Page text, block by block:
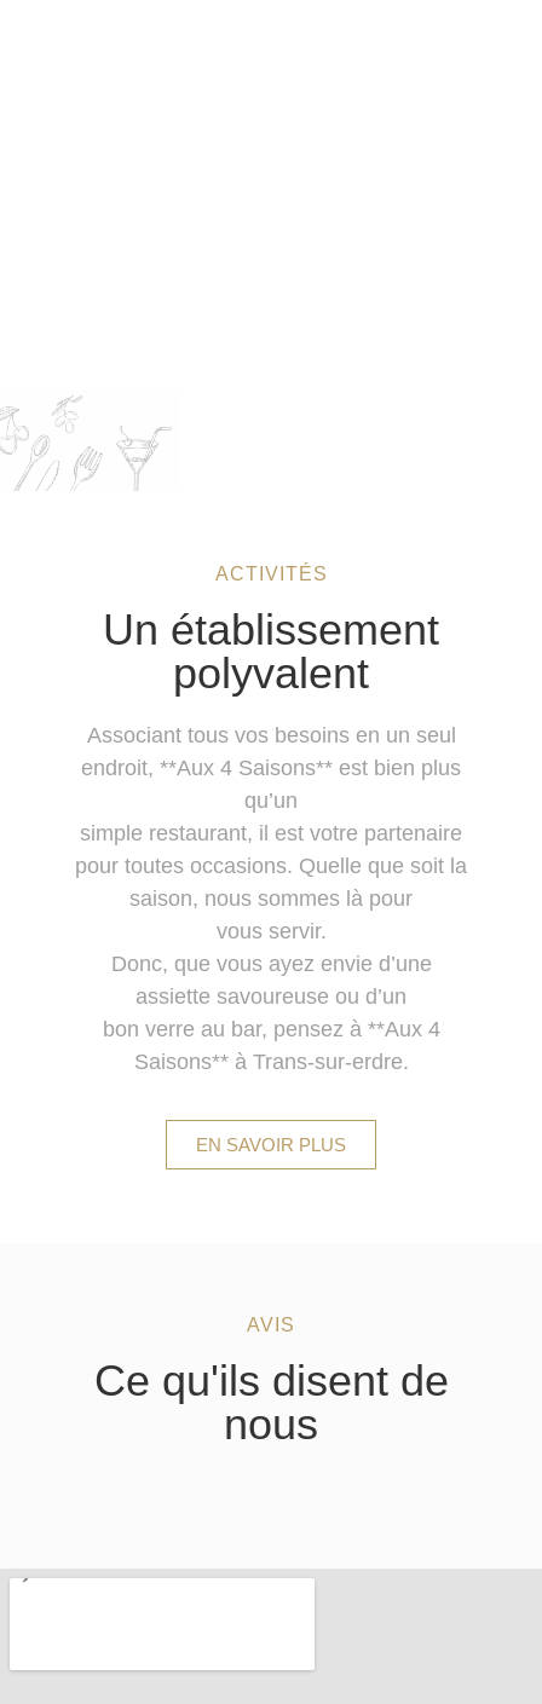
ACTIVITÉS
Un établissement
polyvalent
Associant tous vos besoins en un seul
endroit, **Aux 4 Saisons** est bien plus
qu’un
simple restaurant, il est votre partenaire
pour toutes occasions. Quelle que soit la
saison, nous sommes là pour
vous servir.
Donc, que vous ayez envie d’une
assiette savoureuse ou d’un
bon verre au bar, pensez à **Aux 4
Saisons** à Trans-sur-erdre.
EN SAVOIR PLUS
AVIS
Ce qu'ils disent de
nous